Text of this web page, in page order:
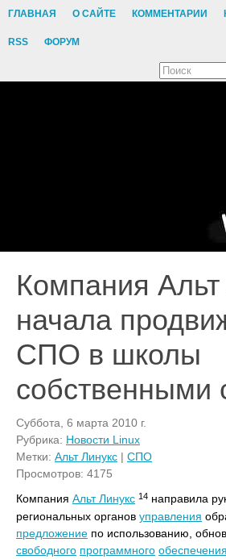
ГЛАВНАЯ О САЙТЕ КОММЕНТАРИИ
RSS ФОРУМ
Компания Альт
начала
СПО в школы
собственными
Суббота, 6 марта 2010 г.
Рубрика: Новости Linux
Метки: Альт Линукс | СПО
Просмотров: 4175
Компания Альт Линукс 14 направила
региональных органов управления
предложение по использованию,
свободного программного обеспечения